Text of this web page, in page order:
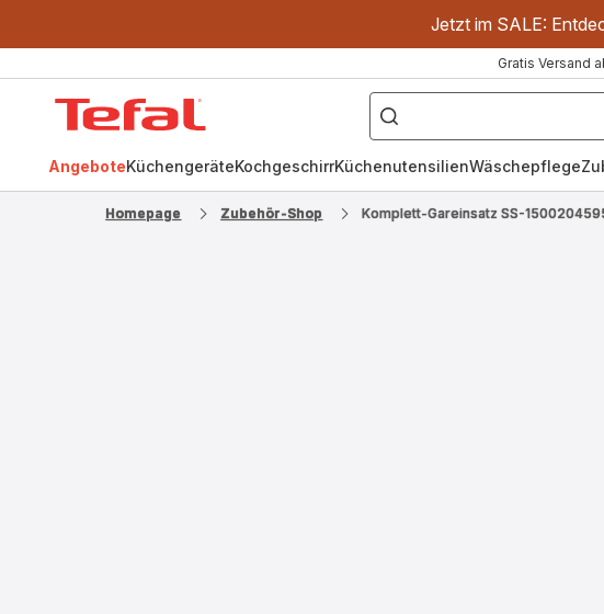
Jetzt im SALE:
Gratis Versand
["OptiGrill","Easy
Fry","Pfanne"]
AngeboteKüchengeräteKochgeschirrKüchenutensilienWäschepflege
Homepage Zubehör-Shop Komplett-Gareinsatz SS-